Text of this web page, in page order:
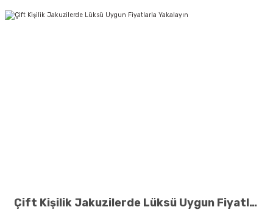
Çift Kişilik Jakuzilerde Lüksü Uygun Fiyatlarla Yakalayın